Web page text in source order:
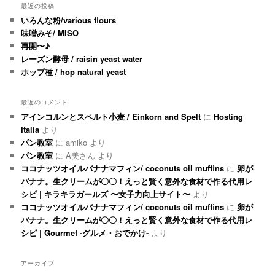
最近の投稿
いろんな粉/various flours
味噌みそ/ MISO
再開〜♪
レーズン酵母 / raisin yeast water
ホップ種 / hop natural yeast
最近のコメント
アインコルンとスペルト小麦 / Einkorn and Spelt にHosting
Italia より
パン教室 にamiko より
パン教室 にA美さん より
ココナッツオイルバナナマフィン/ coconuts oil muffins に 卵が
バナナ。生クリームが〇〇！えっと賢く意外な食材で作る代用レ
シピ | キラキラガールズ 〜女子力向上サイト〜 より
ココナッツオイルバナナマフィン/ coconuts oil muffins に 卵が
バナナ。生クリームが〇〇！えっと賢く意外な食材で作る代用レ
シピ | Gourmet -グルメ・おでかけ- より
アーカイブ